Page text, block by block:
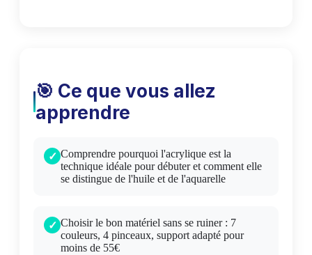
🎯 Ce que vous allez
apprendre
Comprendre pourquoi l'acrylique est la
technique idéale pour débuter et comment elle
se distingue de l'huile et de l'aquarelle
Choisir le bon matériel sans se ruiner : 7
couleurs, 4 pinceaux, support adapté pour
moins de 55€